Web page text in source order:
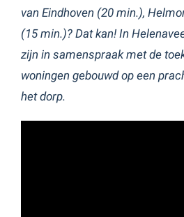
van Eindhoven (20 min.),
(15 min.)? Dat kan! In
zijn in samenspraak met de
woningen gebouwd op een
het dorp.